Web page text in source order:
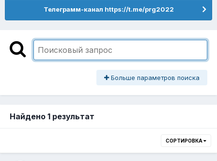
Телеграмм-канал https://t.me/prg2022
Больше параметров поиска
Найдено 1 результат
СОРТИРОВКА